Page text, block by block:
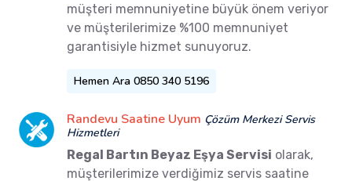
müşteri memnuniyetine büyük önem veriyor
ve müşterilerimize %100 memnuniyet
garantisiyle hizmet sunuyoruz.
Hemen Ara 0850 340 5196
Randevu Saatine Uyum Çözüm Merkezi Servis
Hizmetleri
Regal Bartın Beyaz Eşya Servisi olarak,
müşterilerimize verdiğimiz servis saatine